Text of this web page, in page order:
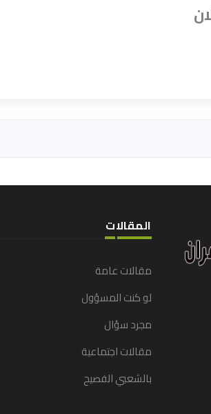
المقالات
مقالات عامة
لو كنت المسؤول
مجرد سؤال
مقالات اجتماعية
بالشعبي الفصيح